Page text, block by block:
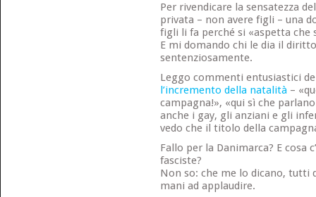
Per rivendicare la sensatezza
privata – non avere figli – una
figli li fa perché si «aspetta che
E mi domando chi le dia il
sentenziosamente.
Leggo commenti entusiastici
l’incremento della natalità–
campagna!», «qui sì che
anche i gay, gli anziani e gli
vedo che il titolo della
Fallo per la Danimarca? E cosa
fasciste?
Non so: che me lo dicano, tutti
mani ad applaudire.